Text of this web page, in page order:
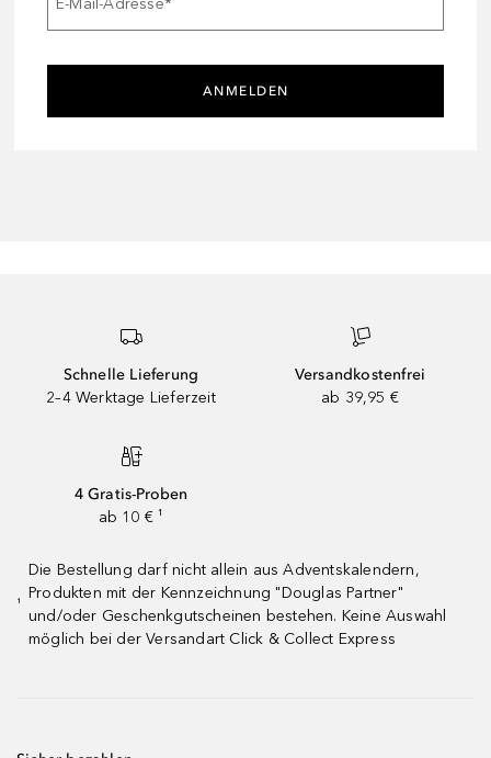
E-Mail-Adresse*
ANMELDEN
Schnelle Lieferung
2–4 Werktage Lieferzeit
Versandkostenfrei
ab 39,95 €
4 Gratis-Proben
ab 10 € ¹
¹
Die Bestellung darf nicht allein aus Adventskalendern,
Produkten mit der Kennzeichnung "Douglas Partner"
und/oder Geschenkgutscheinen bestehen. Keine Auswahl
möglich bei der Versandart Click & Collect Express